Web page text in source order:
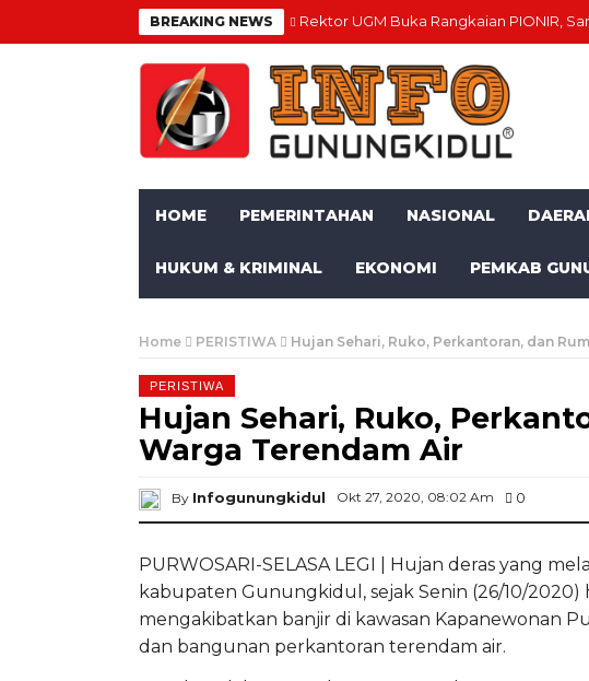
BREAKING NEWS Rektor UGM Buka Rangkaian PIONIR,
HOME PEMERINTAHAN NASIONAL
HUKUM & KRIMINAL EKONOMI PEMKAB
Home PERISTIWA Hujan Sehari, Ruko, Perkantoran, dan
PERISTIWA
Hujan Sehari, Ruko,
Warga Terendam Air
By Infogunungkidul Okt 27, 2020, 08:02 Am 0
PURWOSARI-SELASA LEGI | Hujan deras yang
kabupaten Gunungkidul, sejak Senin (26/10/2020)
mengakibatkan banjir di kawasan Kapanewonan
dan bangunan perkantoran terendam air.